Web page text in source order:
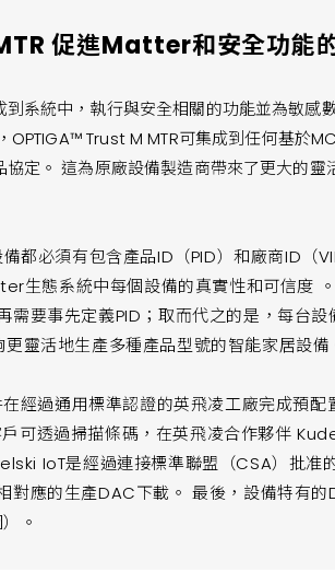
促進Matter和安全功能
系統中，執行與安全相關的功能並為敏感
Trust M MTR可集成到任何基於
定。 這為原廠設備製造商帶來了更大的靈
都必須有包含產品ID（PID）和廠商ID（
生態系統中每個設備的真實性和可信度
需要事先定義PID；取而代之的是，每台
靈活地生產多種產品型號的智能家居設備
經過通用標準認證的英飛凌工廠完成預
可透過掃描條碼，在英飛凌合作夥伴
IoT是經過連接標準聯盟（CSA）批准
對應的生產DAC下載。 最後，設備特有
。